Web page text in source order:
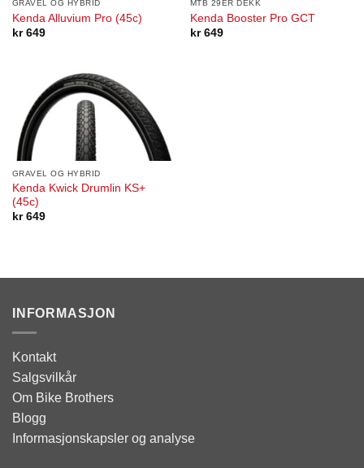
GRAVEL OG HYBRID
Kenda Alluvium Pro (45c)
kr649
MTB 29ER DEKK
Kenda Booster Pro GCT
kr649
GRAVEL OG HYBRID
Kenda Kwick Drumlin KS+
(45c)
kr649
INFORMASJON
Kontakt
Salgsvilkår
Om Bike Brothers
Blogg
Informasjonskapsler og analyse